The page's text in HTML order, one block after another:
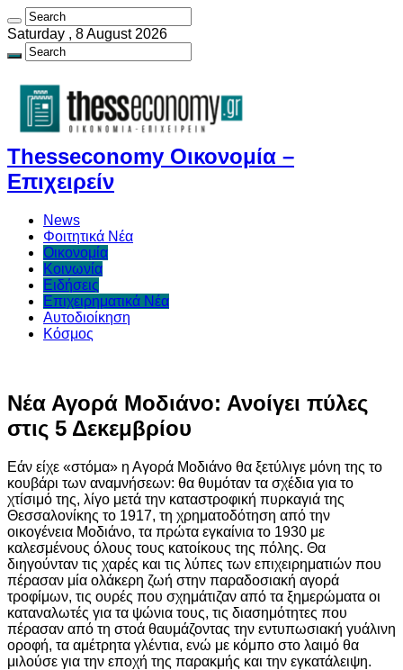
Saturday , 8 August 2026
Thesseconomy Οικονομία –
Επιχειρείν
News
Φοιτητικά Νέα
Οικονομία
Κοινωνία
Ειδήσεις
Επιχειρηματικά Νέα
Αυτοδιοίκηση
Κόσμος
Νέα Αγορά Μοδιάνο: Ανοίγει πύλες
στις 5 Δεκεμβρίου
Εάν είχε «στόμα» η Αγορά Μοδιάνο θα ξετύλιγε μόνη της το
κουβάρι των αναμνήσεων: θα θυμόταν τα σχέδια για το
χτίσιμό της, λίγο μετά την καταστροφική πυρκαγιά της
Θεσσαλονίκης το 1917, τη χρηματοδότηση από την
οικογένεια Μοδιάνο, τα πρώτα εγκαίνια το 1930 με
καλεσμένους όλους τους κατοίκους της πόλης. Θα
διηγούνταν τις χαρές και τις λύπες των επιχειρηματιών που
πέρασαν μία ολάκερη ζωή στην παραδοσιακή αγορά
τροφίμων, τις ουρές που σχημάτιζαν από τα ξημερώματα οι
καταναλωτές για τα ψώνια τους, τις διασημότητες που
πέρασαν από τη στοά θαυμάζοντας την εντυπωσιακή γυάλινη
οροφή, τα αμέτρητα γλέντια, ενώ με κόμπο στο λαιμό θα
μιλούσε για την εποχή της παρακμής και την εγκατάλειψη.